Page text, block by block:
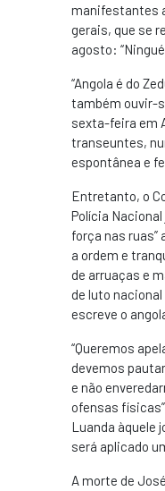
manifestantes
gerais, que se
agosto:
“Angola é do
também ouvir-
sexta-feira em
transeuntes,
espontânea e
Entretanto, o
Polícia
força nas
a ordem e
de arruaças e
de luto
escreve o
“Queremos
devemos
e não
ofensas
Luanda àquele
será aplicado
A morte de